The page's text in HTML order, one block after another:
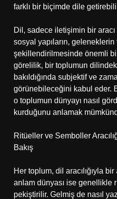
farklı bir biçimde dile
Dil, sadece iletişimin bir
sosyal yapıların,
şekillendirilmesinde önemli
görelilik, bir toplumun
bakıldığında subjektif ve
görünebileceğini kabul eder.
o toplumun dünyayı nasıl
kurduğunu anlamak
Ritüeller ve Semboller
Bakış
Her toplum, dil aracılığıyla
anlam dünyası ise genellikle
pekiştirilir. Gelmiş de nasıl